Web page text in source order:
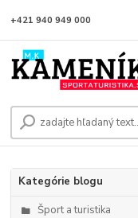
+421 940 949 000
Kategórie blogu
Šport a turistika